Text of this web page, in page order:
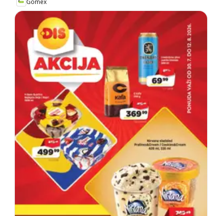
Gomex